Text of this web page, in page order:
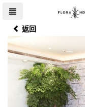
返回